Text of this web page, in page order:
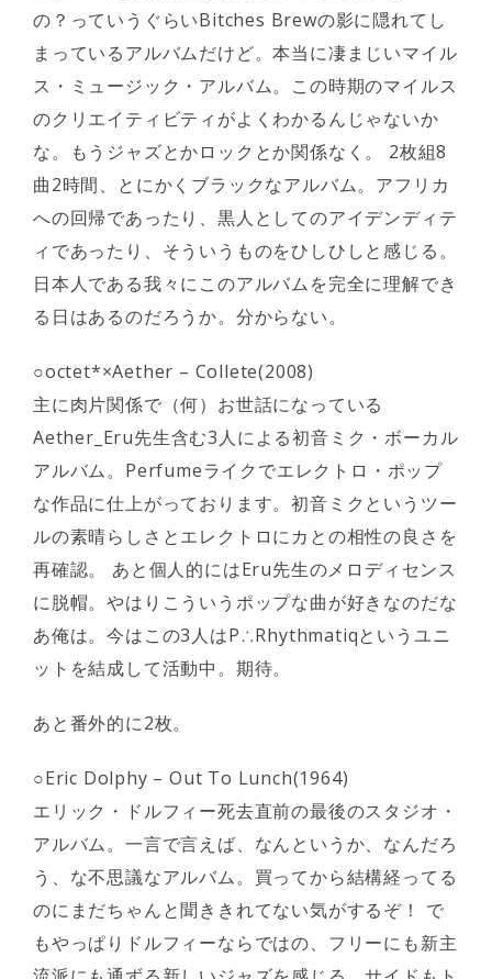
の？っていうぐらいBitches Brewの影に隠れてし
まっているアルバムだけど。本当に凄まじいマイル
ス・ミュージック・アルバム。この時期のマイルス
のクリエイティビティがよくわかるんじゃないか
な。もうジャズとかロックとか関係なく。 2枚組8
曲2時間、とにかくブラックなアルバム。アフリカ
への回帰であったり、黒人としてのアイデンディテ
ィであったり、そういうものをひしひしと感じる。
日本人である我々にこのアルバムを完全に理解でき
る日はあるのだろうか。分からない。
○octet*×Aether – Collete(2008)
主に肉片関係で（何）お世話になっている
Aether_Eru先生含む3人による初音ミク・ボーカル
アルバム。Perfumeライクでエレクトロ・ポップ
な作品に仕上がっております。初音ミクというツー
ルの素晴らしさとエレクトロにカとの相性の良さを
再確認。 あと個人的にはEru先生のメロディセンス
に脱帽。やはりこういうポップな曲が好きなのだな
あ俺は。今はこの3人はP∴Rhythmatiqというユニ
ットを結成して活動中。期待。
あと番外的に2枚。
○Eric Dolphy – Out To Lunch(1964)
エリック・ドルフィー死去直前の最後のスタジオ・
アルバム。一言で言えば、なんというか、なんだろ
う、な不思議なアルバム。買ってから結構経ってる
のにまだちゃんと聞ききれてない気がするぞ！ で
もやっぱりドルフィーならではの、フリーにも新主